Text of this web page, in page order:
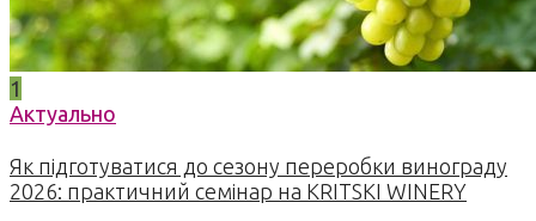
1
Актуально
Як підготуватися до сезону переробки винограду
2026: практичний семінар на KRITSKI WINERY